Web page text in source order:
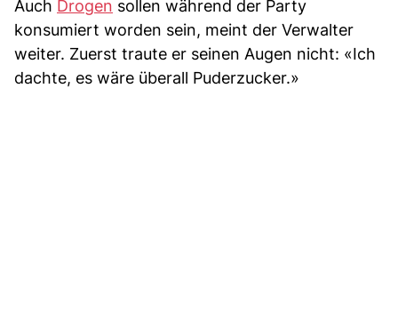
Auch Drogen sollen während der Party
konsumiert worden sein, meint der Verwalter
weiter. Zuerst traute er seinen Augen nicht: «Ich
dachte, es wäre überall Puderzucker.»